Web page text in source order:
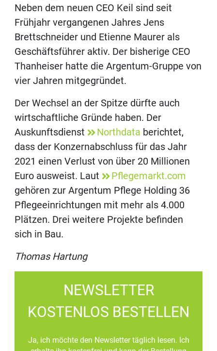
Neben dem neuen CEO Keil sind seit
Frühjahr vergangenen Jahres Jens
Brettschneider und Etienne Maurer als
Geschäftsführer aktiv. Der bisherige CEO
Thanheiser hatte die Argentum-Gruppe von
vier Jahren mitgegründet.
Der Wechsel an der Spitze dürfte auch
wirtschaftliche Gründe haben. Der
Auskunftsdienst
Northdata berichtet,
dass der Konzernabschluss für das Jahr
2021 einen Verlust von über 20 Millionen
Euro ausweist. Laut
Pflegemarkt.com
gehören zur Argentum Pflege Holding 36
Pflegeeinrichtungen mit mehr als 4.000
Plätzen. Drei weitere Projekte befinden
sich in Bau.
Thomas Hartung
NEWSLETTER
KOSTENLOS BESTELLEN
Ja, ich möchte den Newsletter täglich lesen. Ich